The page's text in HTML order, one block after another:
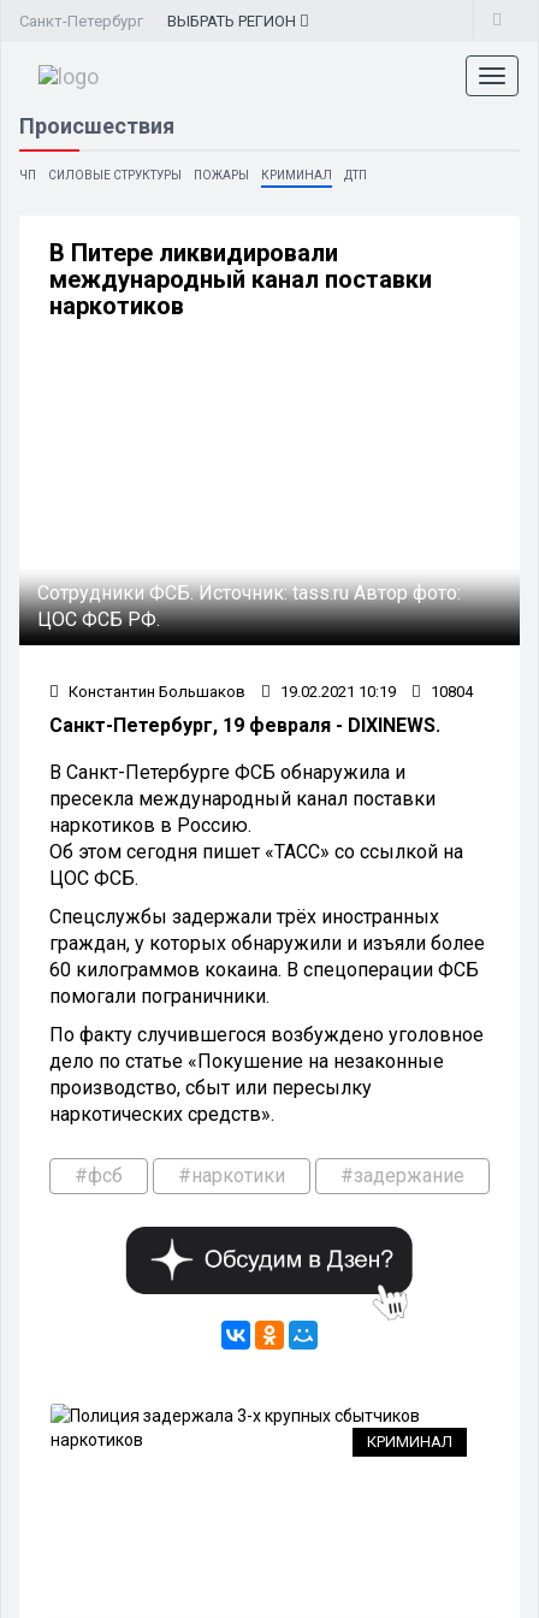
Санкт-Петербург ВЫБРАТЬ РЕГИОН
Происшествия
ЧП СИЛОВЫЕ СТРУКТУРЫ ПОЖАРЫ КРИМИНАЛ ДТП
В Питере ликвидировали
международный канал поставки
наркотиков
Сотрудники ФСБ.Источник:tass.ruАвтор фото:
ЦОС ФСБ РФ.
Константин Большаков 19.02.2021 10:19 10804
Санкт-Петербург, 19 февраля - DIXINEWS.
В Санкт-Петербурге ФСБ обнаружила и
пресекла международный канал поставки
наркотиков в Россию.
Об этом сегодня пишет «ТАСС» со ссылкой на
ЦОС ФСБ.
Спецслужбы задержали трёх иностранных
граждан, у которых обнаружили и изъяли более
60 килограммов кокаина. В спецоперации ФСБ
помогали пограничники.
По факту случившегося возбуждено уголовное
дело по статье «Покушение на незаконные
производство, сбыт или пересылку
наркотических средств».
#фсб #наркотики #задержание
КРИМИНАЛ